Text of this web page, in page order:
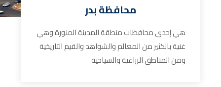
محافظة بدر
هي إحدى محافظات منطقة المدينة المنورة وهي
غنية بالكثير من المعالم والشواهد والقيم التاريخية
ومن المناطق الزراعية والسياحية